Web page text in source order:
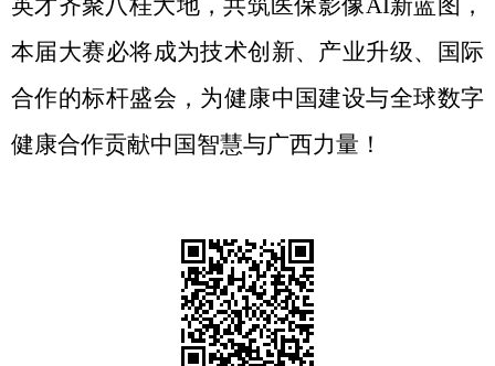
英才齐聚八桂大地，共筑医保影像AI新蓝图，
本届大赛必将成为技术创新、产业升级、国际
合作的标杆盛会，为健康中国建设与全球数字
健康合作贡献中国智慧与广西力量！